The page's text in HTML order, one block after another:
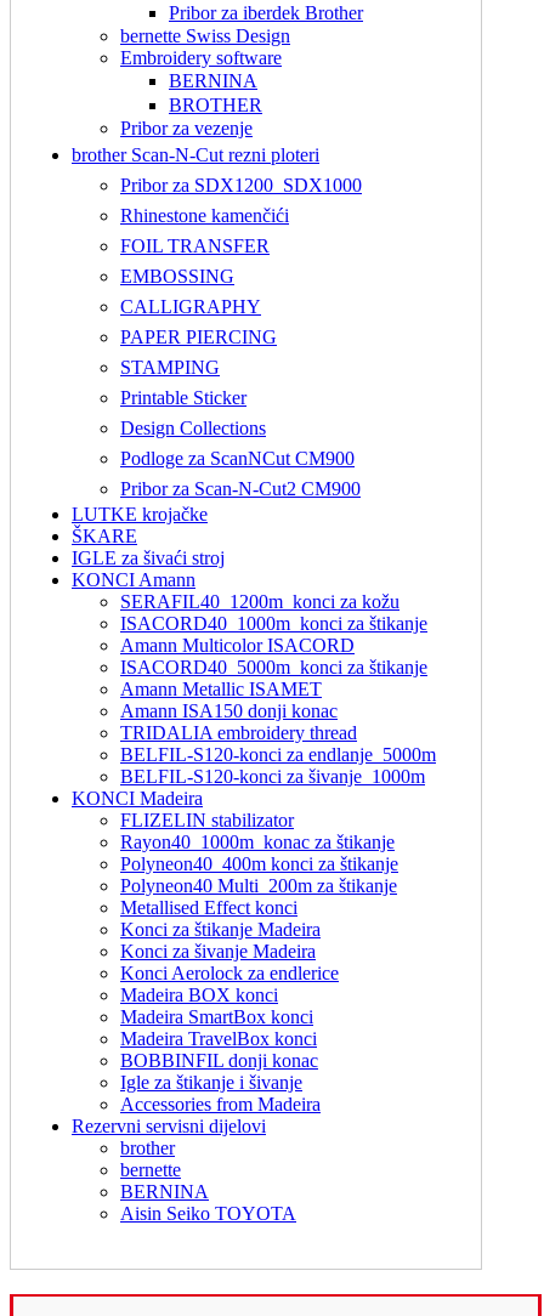
Pribor za iberdek Brother
bernette Swiss Design
Embroidery software
BERNINA
BROTHER
Pribor za vezenje
brother Scan-N-Cut rezni ploteri
Pribor za SDX1200_SDX1000
Rhinestone kamenčići
FOIL TRANSFER
EMBOSSING
CALLIGRAPHY
PAPER PIERCING
STAMPING
Printable Sticker
Design Collections
Podloge za ScanNCut CM900
Pribor za Scan-N-Cut2 CM900
LUTKE krojačke
ŠKARE
IGLE za šivaći stroj
KONCI Amann
SERAFIL40_1200m_konci za kožu
ISACORD40_1000m_konci za štikanje
Amann Multicolor ISACORD
ISACORD40_5000m_konci za štikanje
Amann Metallic ISAMET
Amann ISA150 donji konac
TRIDALIA embroidery thread
BELFIL-S120-konci za endlanje_5000m
BELFIL-S120-konci za šivanje_1000m
KONCI Madeira
FLIZELIN stabilizator
Rayon40_1000m_konac za štikanje
Polyneon40_400m konci za štikanje
Polyneon40 Multi_200m za štikanje
Metallised Effect konci
Konci za štikanje Madeira
Konci za šivanje Madeira
Konci Aerolock za endlerice
Madeira BOX konci
Madeira SmartBox konci
Madeira TravelBox konci
BOBBINFIL donji konac
Igle za štikanje i šivanje
Accessories from Madeira
Rezervni servisni dijelovi
brother
bernette
BERNINA
Aisin Seiko TOYOTA